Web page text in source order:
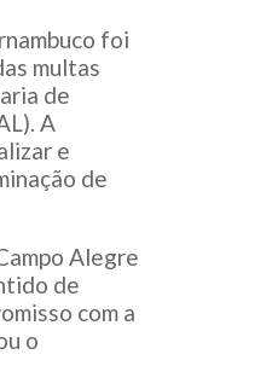
foi
multas
de
A
e
de
Alegre
de
com a
o